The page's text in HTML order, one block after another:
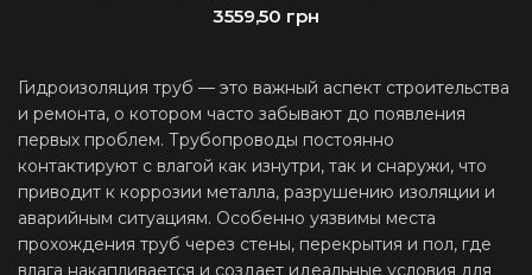
грн
Гидроизоляция труб — это важный аспект строительства
и ремонта, о котором часто забывают до появления
первых проблем. Трубопроводы постоянно
контактируют с влагой как изнутри, так и снаружи, что
приводит к коррозии металла, разрушению изоляции и
аварийным ситуациям. Особенно уязвимы места
прохождения труб через стены, перекрытия и пол, где
влага накапливается и создает идеальные условия для